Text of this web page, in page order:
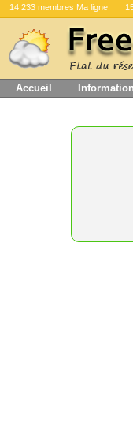
14 233 membres Ma ligne
Accueil